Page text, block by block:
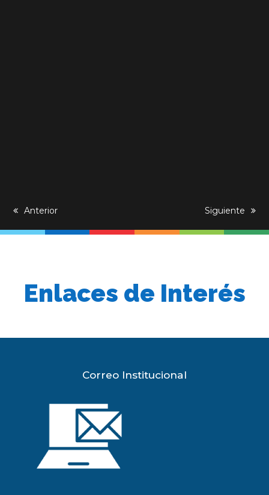
previous
Anterior
next
Siguiente
Enlaces de Interés
Correo Institucional